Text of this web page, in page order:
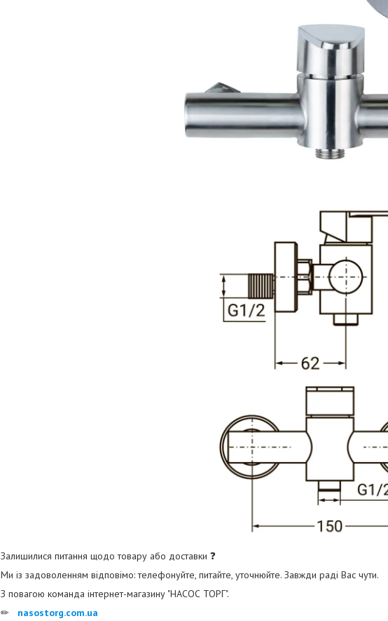
Залишилися питання щодо товару або доставки ❓
Ми із задоволенням відповімо: телефонуйте, питайте, уточнюйте. Завжди раді Вас чути.
З повагою команда інтернет-магазину "НАСОС ТОРГ".
✏
nasostorg.com.ua